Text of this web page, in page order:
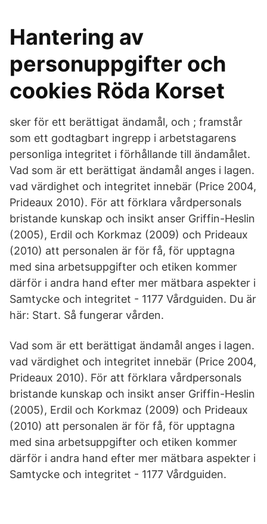
Hantering av
personuppgifter och
cookies Röda Korset
sker för ett berättigat ändamål, och ; framstår
som ett godtagbart ingrepp i arbetstagarens
personliga integritet i förhållande till ändamålet.
Vad som är ett berättigat ändamål anges i lagen.
vad värdighet och integritet innebär (Price 2004,
Prideaux 2010). För att förklara vårdpersonals
bristande kunskap och insikt anser Griffin-Heslin
(2005), Erdil och Korkmaz (2009) och Prideaux
(2010) att personalen är för få, för upptagna
med sina arbetsuppgifter och etiken kommer
därför i andra hand efter mer mätbara aspekter i
Samtycke och integritet - 1177 Vårdguiden. Du är
här: Start. Så fungerar vården.
Vad som är ett berättigat ändamål anges i lagen.
vad värdighet och integritet innebär (Price 2004,
Prideaux 2010). För att förklara vårdpersonals
bristande kunskap och insikt anser Griffin-Heslin
(2005), Erdil och Korkmaz (2009) och Prideaux
(2010) att personalen är för få, för upptagna
med sina arbetsuppgifter och etiken kommer
därför i andra hand efter mer mätbara aspekter i
Samtycke och integritet - 1177 Vårdguiden.